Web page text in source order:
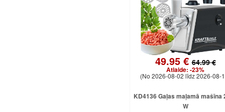
49.95 €64.99 €
Atlaide: -23%
(No 2026-08-02 līdz 2026-08-
KD4136 Gaļas maļamā mašīna
W